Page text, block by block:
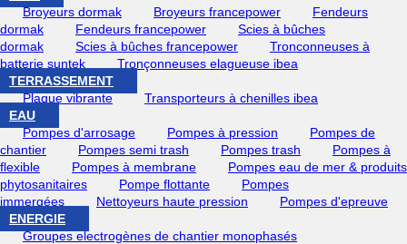
Broyeurs dormak
Broyeurs francepower
Fendeurs
dormak
Fendeurs francepower
Scies à bûches
dormak
Scies à bûches francepower
Tronconneuses à
batterie suntek
Tronçonneuses elagueuse ibea
TERRASSEMENT
Plaque vibrante
Transporteurs à chenilles ibea
EAU
Pompes d'arrosage
Pompes à pression
Pompes de
chantier
Pompes semi trash Pompes trash
Pompes à
flexible
Pompes à membrane
Pompes eau de mer & produits
phytosanitaires
Pompe flottante
Pompes
immergées
Nettoyeurs haute pression
Pompes d'epreuve
ENERGIE
Groupes electrogènes de chantier monophasés